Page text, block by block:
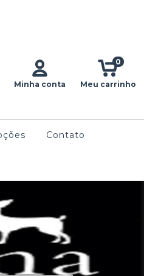
Minha conta Meu carrinho
0
Contato